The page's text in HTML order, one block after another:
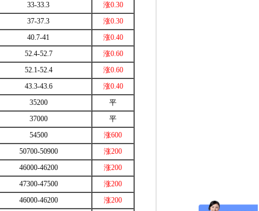
33-33.3
涨0.30
37-37.3
涨0.30
40.7-41
涨0.40
52.4-52.7
涨0.60
52.1-52.4
涨0.60
43.3-43.6
涨0.40
35200
平
37000
平
54500
涨600
50700-50900
涨200
46000-46200
涨200
47300-47500
涨200
46000-46200
涨200